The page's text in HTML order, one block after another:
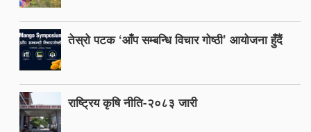
तेस्रो पटक ‘आँप सम्बन्धि विचार गोष्ठी’ आयोजना हुँदैं
राष्ट्रिय कृषि नीति-२०८३ जारी